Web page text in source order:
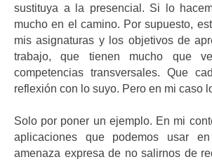
sustituya a la presencial. Si lo
mucho en el camino. Por supuesto,
mis asignaturas y los objetivos de
trabajo, que tienen mucho que
competencias transversales. Que
reflexión con lo suyo. Pero en mi caso
Solo por poner un ejemplo. En mi
aplicaciones que podemos usar
amenaza expresa de no salirnos de